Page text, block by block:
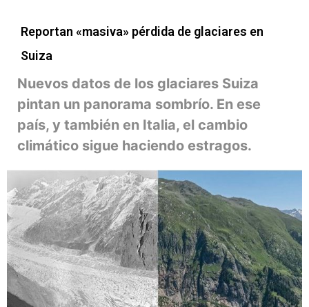
Reportan «masiva» pérdida de glaciares en
Suiza
Nuevos datos de los glaciares Suiza
pintan un panorama sombrío. En ese
país, y también en Italia, el cambio
climático sigue haciendo estragos.